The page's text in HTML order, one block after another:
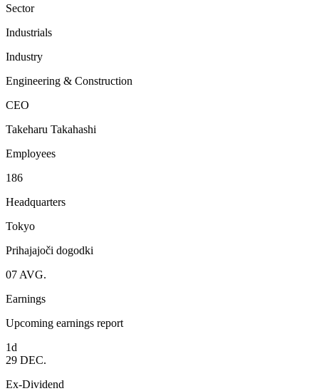
Sector
Industrials
Industry
Engineering & Construction
CEO
Takeharu Takahashi
Employees
186
Headquarters
Tokyo
Prihajajoči dogodki
07 AVG.
Earnings
Upcoming earnings report
1d
29 DEC.
Ex-Dividend